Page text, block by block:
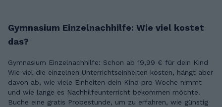
Gymnasium Einzelnachhilfe: Wie viel kostet
das?
Gymnasium Einzelnachhilfe: Schon ab 19,99 € für dein Kind
Wie viel die einzelnen Unterrichtseinheiten kosten, hängt aber
davon ab, wie viele Einheiten dein Kind pro Woche nimmt
und wie lange es Nachhilfeunterricht bekommen möchte.
Buche eine gratis Probestunde, um zu erfahren, wie günstig